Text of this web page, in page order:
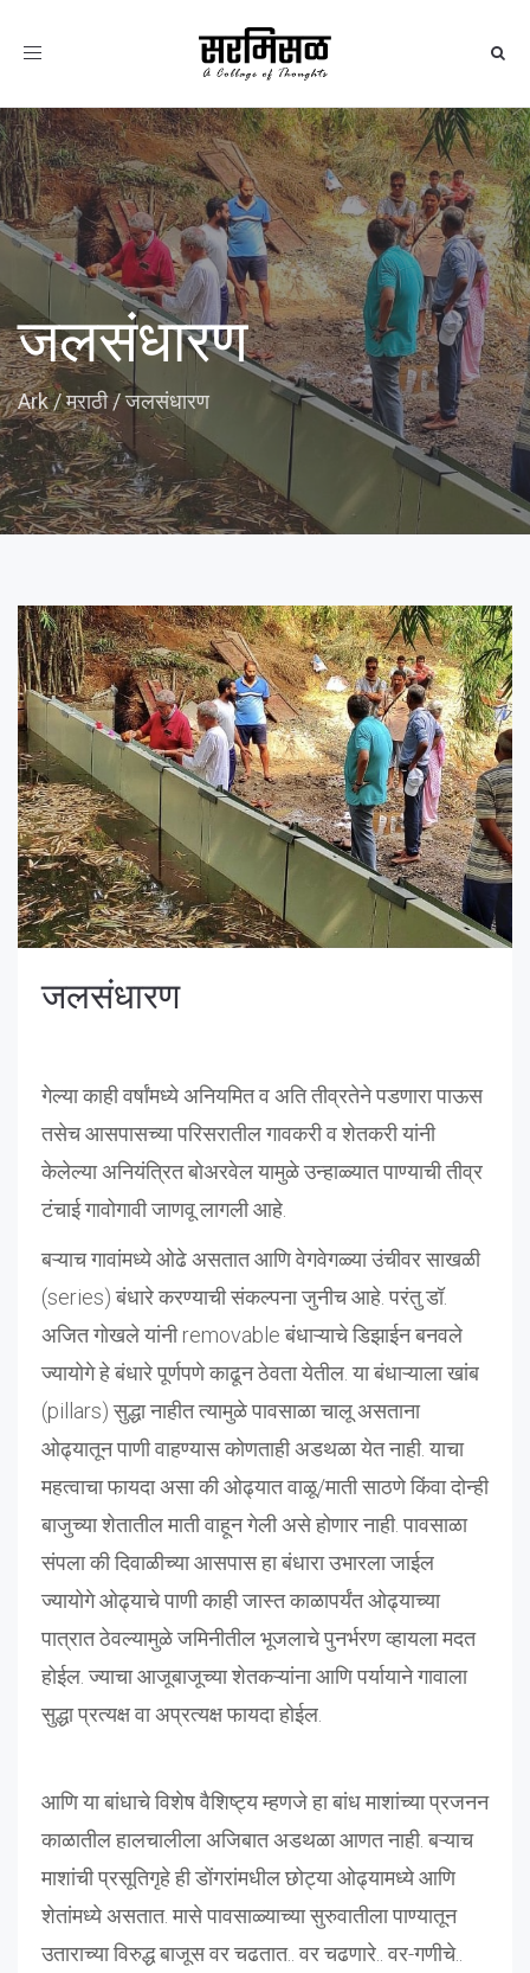
Toggle
जलसंधारण
Ark/मराठी/जलसंधारण
जलसंधारण
गेल्या काही वर्षांमध्ये अनियमित व अति तीव्रतेने पडणारा पाऊस
तसेच आसपासच्या परिसरातील गावकरी व शेतकरी यांनी
केलेल्या अनियंत्रित बोअरवेल यामुळे उन्हाळ्यात पाण्याची तीव्र
टंचाई गावोगावी जाणवू लागली आहे.
बऱ्याच गावांमध्ये ओढे असतात आणि वेगवेगळ्या उंचीवर साखळी
(series) बंधारे करण्याची संकल्पना जुनीच आहे. परंतु डॉ.
अजित गोखले यांनी removable बंधाऱ्याचे डिझाईन बनवले
ज्यायोगे हे बंधारे पूर्णपणे काढून ठेवता येतील. या बंधाऱ्याला खांब
(pillars) सुद्धा नाहीत त्यामुळे पावसाळा चालू असताना
ओढ्यातून पाणी वाहण्यास कोणताही अडथळा येत नाही. याचा
महत्वाचा फायदा असा की ओढ्यात वाळू/माती साठणे किंवा दोन्ही
बाजुच्या शेतातील माती वाहून गेली असे होणार नाही. पावसाळा
संपला की दिवाळीच्या आसपास हा बंधारा उभारला जाईल
ज्यायोगे ओढ्याचे पाणी काही जास्त काळापर्यंत ओढ्याच्या
पात्रात ठेवल्यामुळे जमिनीतील भूजलाचे पुनर्भरण व्हायला मदत
होईल. ज्याचा आजूबाजूच्या शेतकऱ्यांना आणि पर्यायाने गावाला
सुद्धा प्रत्यक्ष वा अप्रत्यक्ष फायदा होईल.
आणि या बांधाचे विशेष वैशिष्ट्य म्हणजे हा बांध माशांच्या प्रजनन
काळातील हालचालीला अजिबात अडथळा आणत नाही. बऱ्याच
माशांची प्रसूतिगृहे ही डोंगरांमधील छोट्या ओढ्यामध्ये आणि
शेतांमध्ये असतात. मासे पावसाळ्याच्या सुरुवातीला पाण्यातून
उताराच्या विरुद्ध बाजूस वर चढतात.. वर चढणारे.. वर-गणीचे..